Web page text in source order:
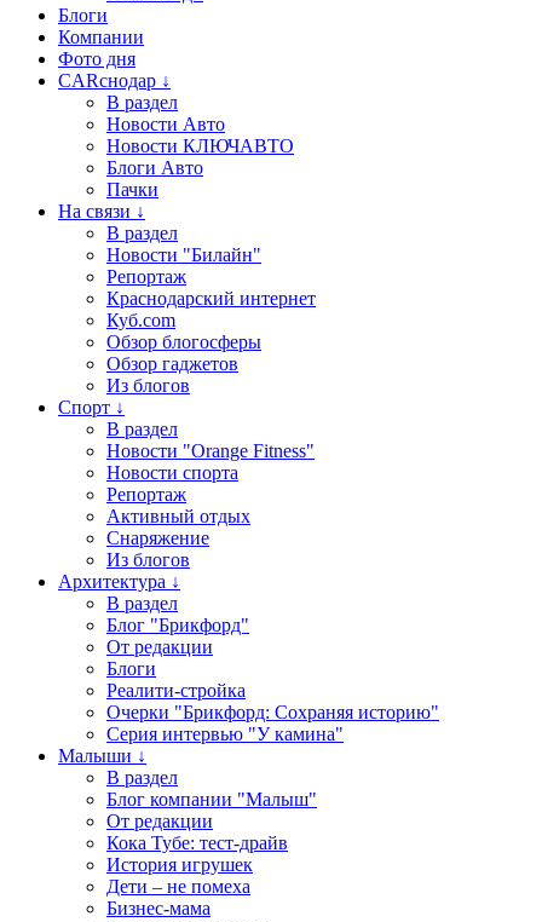
Блоги
Компании
Фото дня
CARснодар ↓
В раздел
Новости Авто
Новости КЛЮЧАВТО
Блоги Авто
Пачки
На связи ↓
В раздел
Новости "Билайн"
Репортаж
Краснодарский интернет
Куб.com
Обзор блогосферы
Обзор гаджетов
Из блогов
Спорт ↓
В раздел
Новости "Orange Fitness"
Новости спорта
Репортаж
Активный отдых
Снаряжение
Из блогов
Архитектура ↓
В раздел
Блог "Брикфорд"
От редакции
Блоги
Реалити-стройка
Очерки "Брикфорд: Сохраняя историю"
Серия интервью "У камина"
Малыши ↓
В раздел
Блог компании "Малыш"
От редакции
Кока Тубе: тест-драйв
История игрушек
Дети – не помеха
Бизнес-мама